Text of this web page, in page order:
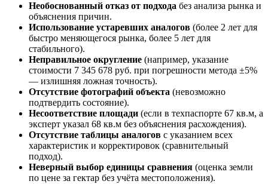
Необоснованный отказ от подхода без анализа рынка и
объяснения причин.
Использование устаревших аналогов (более 2 лет для
быстро меняющегося рынка, более 5 лет для
стабильного).
Неправильное округление (например, указание
стоимости 7 345 678 руб. при погрешности метода ±5%
— излишняя ложная точность).
Отсутствие фотографий объекта (невозможно
подтвердить состояние).
Несоответствие площади (если в техпаспорте 67 кв.м, а
эксперт указал 68 кв.м без объяснения расхождения).
Отсутствие таблицы аналогов с указанием всех
характеристик и корректировок (сравнительный
подход).
Неверный выбор единицы сравнения (оценка земли
по цене за гектар без учёта местоположения).